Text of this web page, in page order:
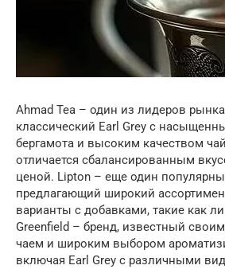
Ahmad Tea – один из лидеров
классический Earl Grey с
бергамота и высоким качеством
отличается сбалансированным
ценой. Lipton – еще один
предлагающий широкий
варианты с добавками, такие как
Greenfield – бренд, известный
чаем и широким выбором
включая Earl Grey с различными